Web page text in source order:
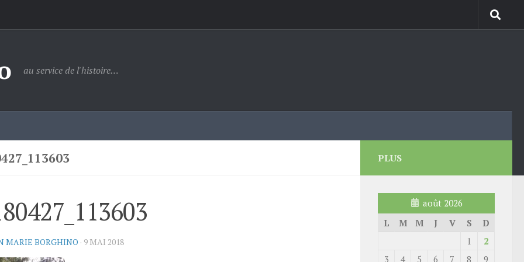
au service de l'histoire…
MARIE BORGHINO · 9 MAI 2018
PLUS
août 2026
L
M M J V S
D
1
2
3
4 5 6 7 8
9